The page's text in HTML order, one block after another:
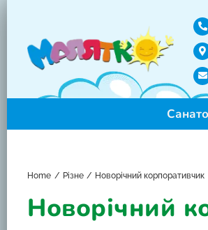
content
Home Різне Новорічний корпоративчик
Новорічний